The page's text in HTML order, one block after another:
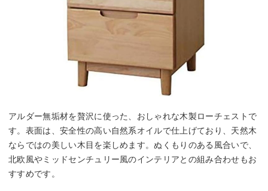
アルダー無垢材を贅沢に使った、おしゃれな木製ローチェストで
す。表面は、安全性の高い自然系オイルで仕上げており、天然木
ならではの美しい木目を楽しめます。ぬくもりのある風合いで、
北欧風やミッドセンチュリー風のインテリアとの組み合わせもお
すすめです。